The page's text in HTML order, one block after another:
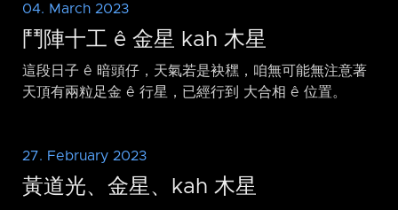
04. March 2023
鬥陣十工 ê 金星 kah 木星
這段日子 ê 暗頭仔，天氣若是袂䆀，咱無可能無注意著
天頂有兩粒足金 ê 行星，已經行到 大合相 ê 位置。
27. February 2023
黃道光、金星、kah 木星